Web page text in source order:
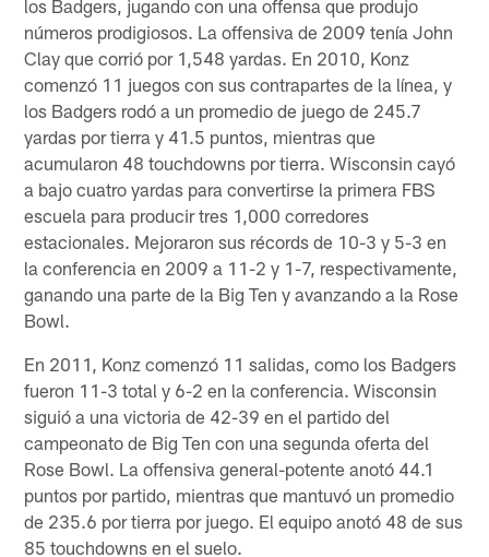
los Badgers, jugando con una offensa que produjo
números prodigiosos. La offensiva de 2009 tenía John
Clay que corrió por 1,548 yardas. En 2010, Konz
comenzó 11 juegos con sus contrapartes de la línea, y
los Badgers rodó a un promedio de juego de 245.7
yardas por tierra y 41.5 puntos, mientras que
acumularon 48 touchdowns por tierra. Wisconsin cayó
a bajo cuatro yardas para convertirse la primera FBS
escuela para producir tres 1,000 corredores
estacionales. Mejoraron sus récords de 10-3 y 5-3 en
la conferencia en 2009 a 11-2 y 1-7, respectivamente,
ganando una parte de la Big Ten y avanzando a la Rose
Bowl.
En 2011, Konz comenzó 11 salidas, como los Badgers
fueron 11-3 total y 6-2 en la conferencia. Wisconsin
siguió a una victoria de 42-39 en el partido del
campeonato de Big Ten con una segunda oferta del
Rose Bowl. La offensiva general-potente anotó 44.1
puntos por partido, mientras que mantuvó un promedio
de 235.6 por tierra por juego. El equipo anotó 48 de sus
85 touchdowns en el suelo.